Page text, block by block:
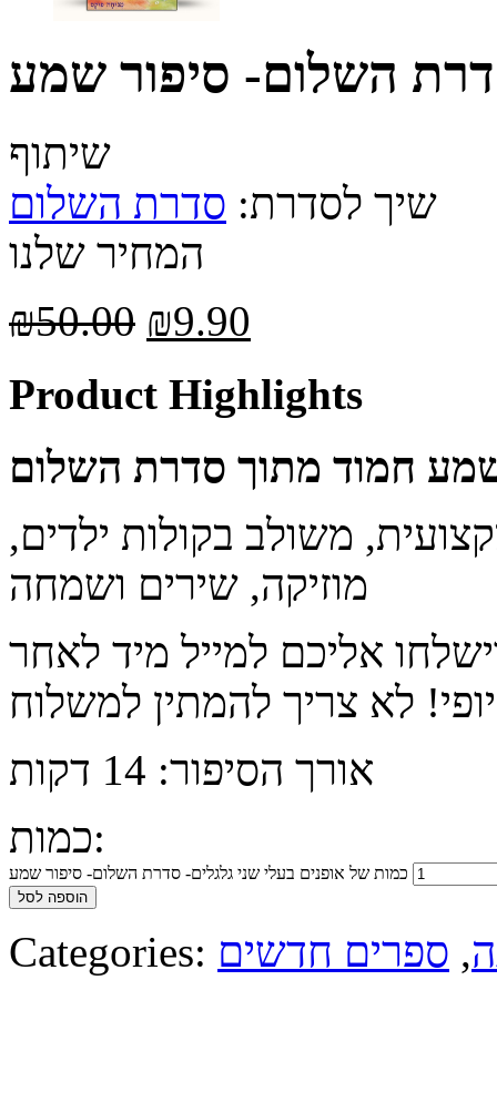
השלום- סיפור שמע
שיתוף
שיך לסדרת: סדרת השלום
המחיר שלנו
₪50.00 ₪9.90
Product Highlights
חמוד מתוך סדרת השלום
משולב בקולות ילדים,
מוזיקה, שירים ושמחה
אליכם למייל מיד לאחר
אורך הסיפור: 14 דקות
כמות:
כמות של אופנים בעלי שני גלגלים- סדרת השלום- סיפור שמע
הוספה לסל
Categories: , ספרים חדשים